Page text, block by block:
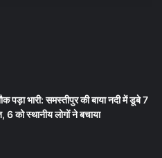
पड़ा भारी: समस्तीपुर की बाया नदी में डूबे 7
6 को स्थानीय लोगों ने बचाया